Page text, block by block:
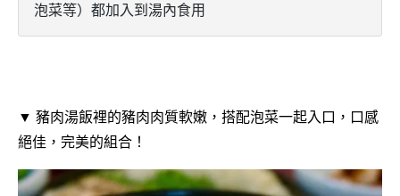
泡菜等）都加入到湯內食用
▼ 豬肉湯飯裡的豬肉肉質軟嫩，搭配泡菜一起入口，口感
絕佳，完美的組合！